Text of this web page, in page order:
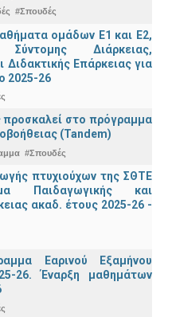
#Σπουδές
ομάδων Ε1 και Ε2,
Σύντομης Διάρκειας,
Διδακτικής Επάρκειας για
2025-26
προσκαλεί στο πρόγραμμα
(Tandem)
#Σπουδές
πτυχιούχων της ΣΘΤΕ
Παιδαγωγικής και
ακαδ. έτους 2025-26 -
Εαρινού Εξαμήνου
26. Έναρξη μαθημάτων